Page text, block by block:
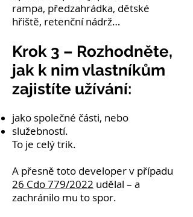
rampa, předzahrádka, dětské
hřiště, retenční nádrž…
Krok 3 – Rozhodněte,
jak k nim vlastníkům
zajistíte užívání:
jako společné části, nebo
služebností.
To je celý trik.
A přesně toto developer v případu
26 Cdo 779/2022 udělal – a
zachránilo mu to spor.